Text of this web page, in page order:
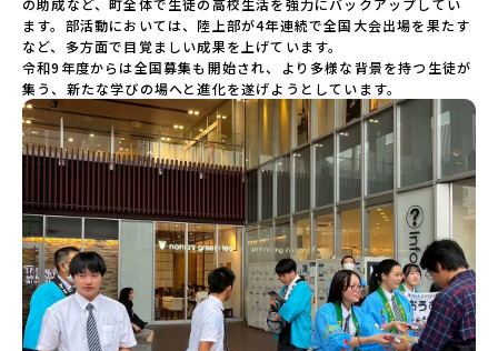
永良部高等学校宮崎県立飯野高等学校宮崎県立高千穂高等学
校鹿児島県立古仁屋高等学校沖縄県立久米島高等学校私立高
校国際高等専門学校（石川県）開志国際高等学校(新潟県)広島
三育学院高等学校(広島県) ※2日目のみ参加
ます。部活動においては、陸上部が4年連続で全国大会出場を果たす
など、多方面で目覚ましい成果を上げています。
令和9年度からは全国募集も開始され、より多様な背景を持つ生徒が
集う、新たな学びの場へと進化を遂げようとしています。